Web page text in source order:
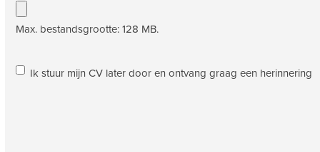
Max. bestandsgrootte: 128 MB.
Ik Ik stuur mijn CV later door en ontvang graag een herinnering